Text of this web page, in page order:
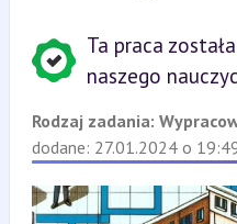
Ta praca
naszego
Rodzaj zadania:
dodane: 27.01.2024 o